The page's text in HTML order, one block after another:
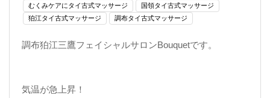
むくみケアにタイ古式マッサージ
国領タイ古式マッサージ
狛江タイ古式マッサージ
調布タイ古式マッサージ
調布狛江三鷹フェイシャルサロンBouquetです。
気温が急上昇！